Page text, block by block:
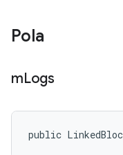
Pola
mLogs
public